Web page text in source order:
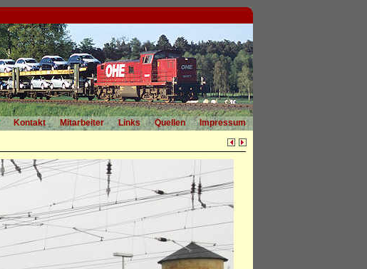
Kontakt Mitarbeiter Links Quellen
Impressum